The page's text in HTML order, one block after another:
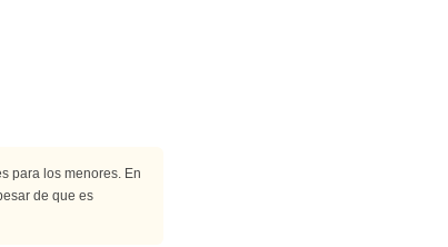
para los menores. En
de que es